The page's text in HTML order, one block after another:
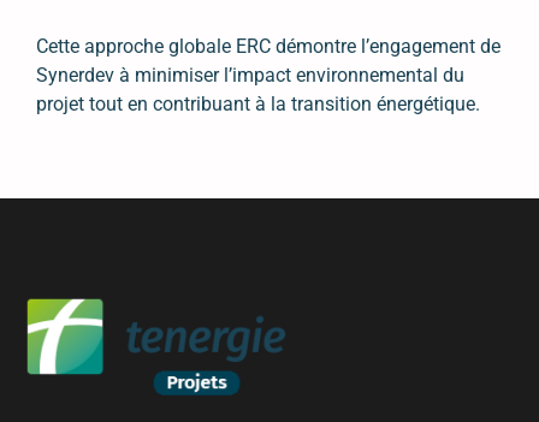
Cette approche globale ERC démontre l’engagement de
Synerdev à minimiser l’impact environnemental du
projet tout en contribuant à la transition énergétique.